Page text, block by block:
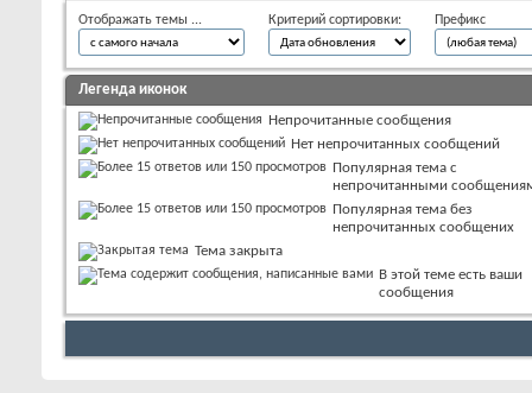
Отображать темы ... Критерий сортировки: Префикс
Легенда иконок
Непрочитанные сообщения
Нет непрочитанных сообщений
Популярная тема с
непрочитанными
Популярная тема без
непрочитанных сообщених
Тема закрыта
В этой теме есть ваши
сообщения